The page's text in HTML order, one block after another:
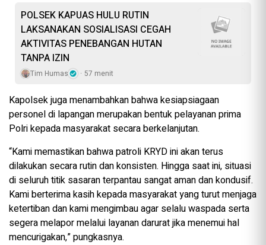
POLSEK KAPUAS HULU RUTIN
LAKSANAKAN SOSIALISASI CEGAH
AKTIVITAS PENEBANGAN HUTAN
TANPA IZIN
Tim Humas 57 menit
Kapolsek juga menambahkan bahwa kesiapsiagaan
personel di lapangan merupakan bentuk pelayanan prima
Polri kepada masyarakat secara berkelanjutan.
“Kami memastikan bahwa patroli KRYD ini akan terus
dilakukan secara rutin dan konsisten. Hingga saat ini, situasi
di seluruh titik sasaran terpantau sangat aman dan kondusif.
Kami berterima kasih kepada masyarakat yang turut menjaga
ketertiban dan kami mengimbau agar selalu waspada serta
segera melapor melalui layanan darurat jika menemui hal
mencurigakan,” pungkasnya.